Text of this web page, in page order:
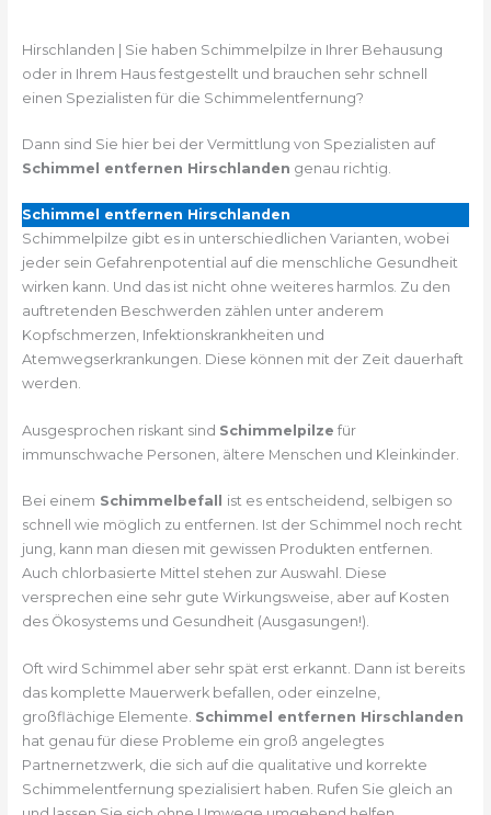
Hirschlanden | Sie haben Schimmelpilze in Ihrer Behausung
oder in Ihrem Haus festgestellt und brauchen sehr schnell
einen Spezialisten für die Schimmelentfernung?
Dann sind Sie hier bei der Vermittlung von Spezialisten auf
Schimmel entfernen Hirschlanden genau richtig.
Schimmel entfernen Hirschlanden
Schimmelpilze gibt es in unterschiedlichen Varianten, wobei
jeder sein Gefahrenpotential auf die menschliche Gesundheit
wirken kann. Und das ist nicht ohne weiteres harmlos. Zu den
auftretenden Beschwerden zählen unter anderem
Kopfschmerzen, Infektionskrankheiten und
Atemwegserkrankungen. Diese können mit der Zeit dauerhaft
werden.
Ausgesprochen riskant sind Schimmelpilze für
immunschwache Personen, ältere Menschen und Kleinkinder.
Bei einem Schimmelbefall ist es entscheidend, selbigen so
schnell wie möglich zu entfernen. Ist der Schimmel noch recht
jung, kann man diesen mit gewissen Produkten entfernen.
Auch chlorbasierte Mittel stehen zur Auswahl. Diese
versprechen eine sehr gute Wirkungsweise, aber auf Kosten
des Ökosystems und Gesundheit (Ausgasungen!).
Oft wird Schimmel aber sehr spät erst erkannt. Dann ist bereits
das komplette Mauerwerk befallen, oder einzelne,
großflächige Elemente. Schimmel entfernen Hirschlanden
hat genau für diese Probleme ein groß angelegtes
Partnernetzwerk, die sich auf die qualitative und korrekte
Schimmelentfernung spezialisiert haben. Rufen Sie gleich an